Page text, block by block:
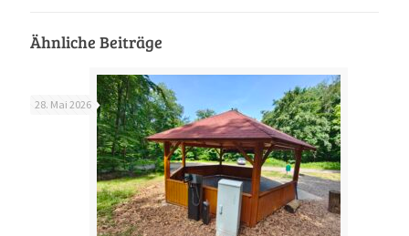
Ähnliche Beiträge
28. Mai 2026